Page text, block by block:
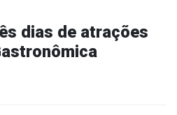
dias de atrações